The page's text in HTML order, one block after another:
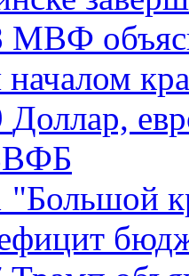
МВФ
началом
Доллар,
"Большой